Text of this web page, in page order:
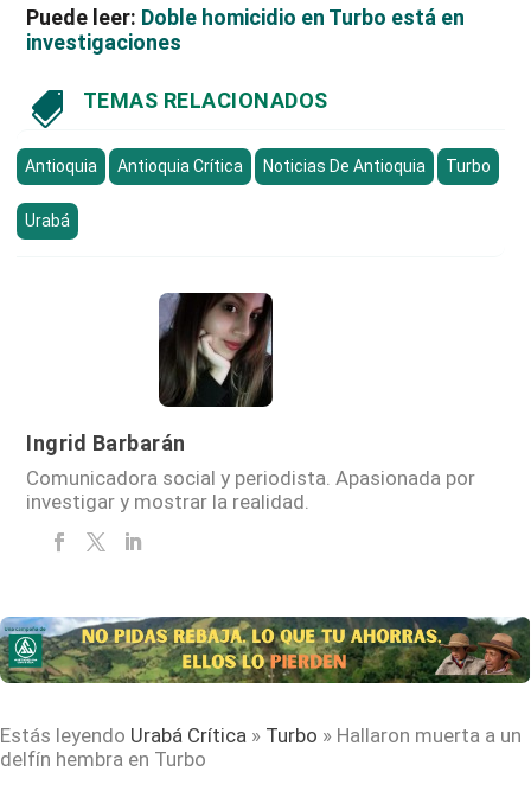
Puede leer: Doble homicidio en Turbo está en
investigaciones
 TEMAS RELACIONADOS
Antioquia Antioquia Crítica Noticias De Antioquia Turbo
Urabá
Ingrid Barbarán
Comunicadora social y periodista. Apasionada por
investigar y mostrar la realidad.
Estás leyendo Urabá Crítica » Turbo » Hallaron muerta a un
delfín hembra en Turbo